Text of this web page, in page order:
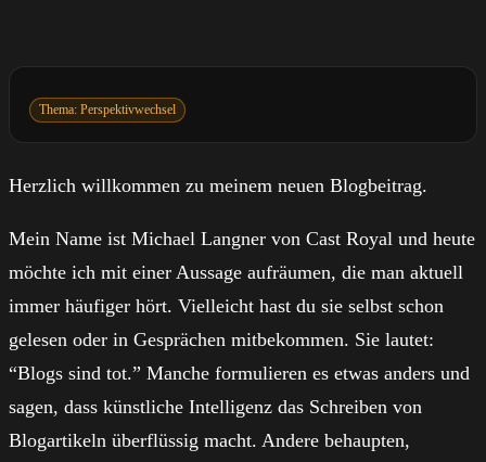
Thema: Perspektivwechsel
Herzlich willkommen zu meinem neuen Blogbeitrag.
Mein Name ist Michael Langner von Cast Royal und heute
möchte ich mit einer Aussage aufräumen, die man aktuell
immer häufiger hört. Vielleicht hast du sie selbst schon
gelesen oder in Gesprächen mitbekommen. Sie lautet:
“Blogs sind tot.” Manche formulieren es etwas anders und
sagen, dass künstliche Intelligenz das Schreiben von
Blogartikeln überflüssig macht. Andere behaupten,